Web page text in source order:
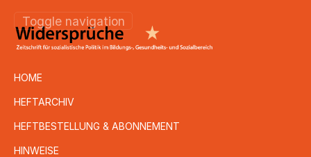
Toggle navigation
HOME
HEFTARCHIV
HEFTBESTELLUNG & ABONNEMENT
HINWEISE